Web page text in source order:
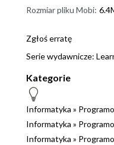
Rozmiar pliku Mobi:
Zgłoś erratę
Serie wydawnicze:
Kategorie
Informatyka »
Informatyka »
Informatyka »